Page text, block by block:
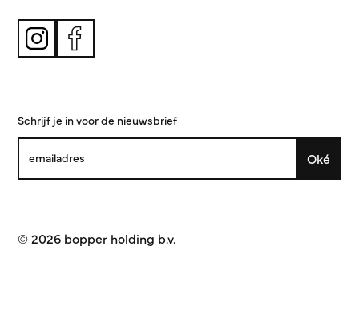
Schrijf je in voor de nieuwsbrief
Oké
© 2026 bopper holding b.v.